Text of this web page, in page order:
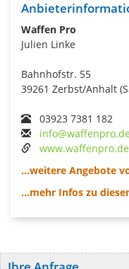
Waffen Pro
Julien Linke
Bahnhofstr. 55
39261 Zerbst/Anhalt
03923 7381 182
www.waffenpro.de
...weitere Angebote
...mehr Infos zu